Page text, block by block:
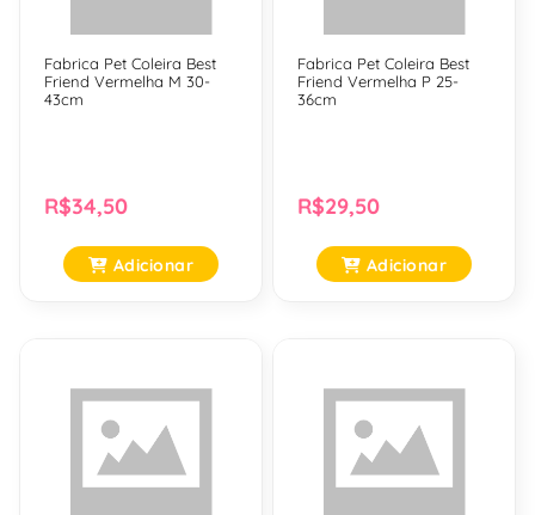
Fabrica Pet Coleira Best
Friend Vermelha M 30-
43cm
R$34,50
Adicionar
Fabrica Pet Coleira Best
Friend Vermelha P 25-
36cm
R$29,50
Adicionar